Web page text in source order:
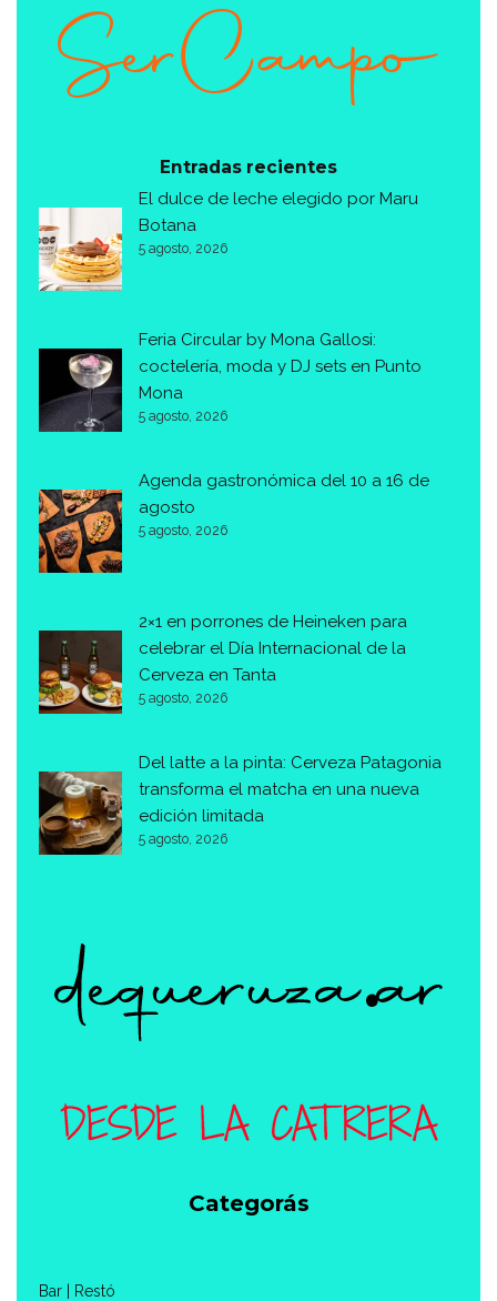
Entradas recientes
El dulce de leche elegido por Maru
Botana
5 agosto, 2026
Feria Circular by Mona Gallosi:
coctelería, moda y DJ sets en Punto
Mona
5 agosto, 2026
Agenda gastronómica del 10 a 16 de
agosto
5 agosto, 2026
2×1 en porrones de Heineken para
celebrar el Día Internacional de la
Cerveza en Tanta
5 agosto, 2026
Del latte a la pinta: Cerveza Patagonia
transforma el matcha en una nueva
edición limitada
5 agosto, 2026
Categorás
Bar | Restó